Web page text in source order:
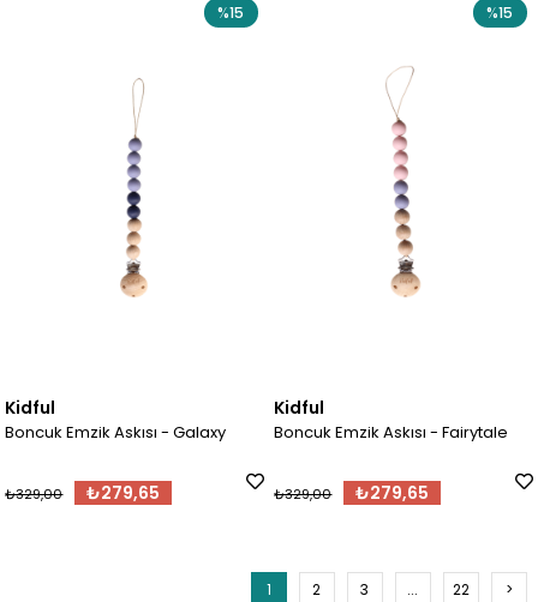
Kidful
Boncuk Emzik Askısı - Galaxy
₺279,65
₺329,00
%15
Kidful
Boncuk Emzik Askısı - Fairytale
₺279,65
₺329,00
%15
1 2 3 ... 22 >